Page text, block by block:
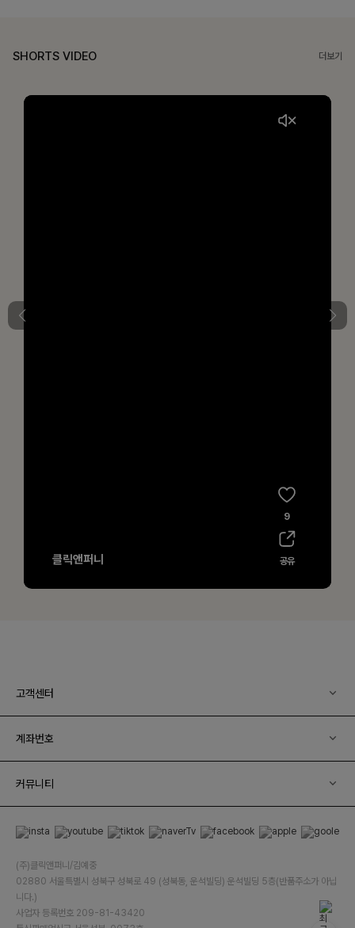
SHORTS VIDEO 더보기
고객센터
계좌번호
커뮤니티
(주)클릭앤퍼니/김예중
02880 서울특별시 성북구 성북로 49 (성북동, 운석빌딩) 운석빌딩 5층(반품주소가 아닙
니다.)
사업자 등록번호 209-81-43420